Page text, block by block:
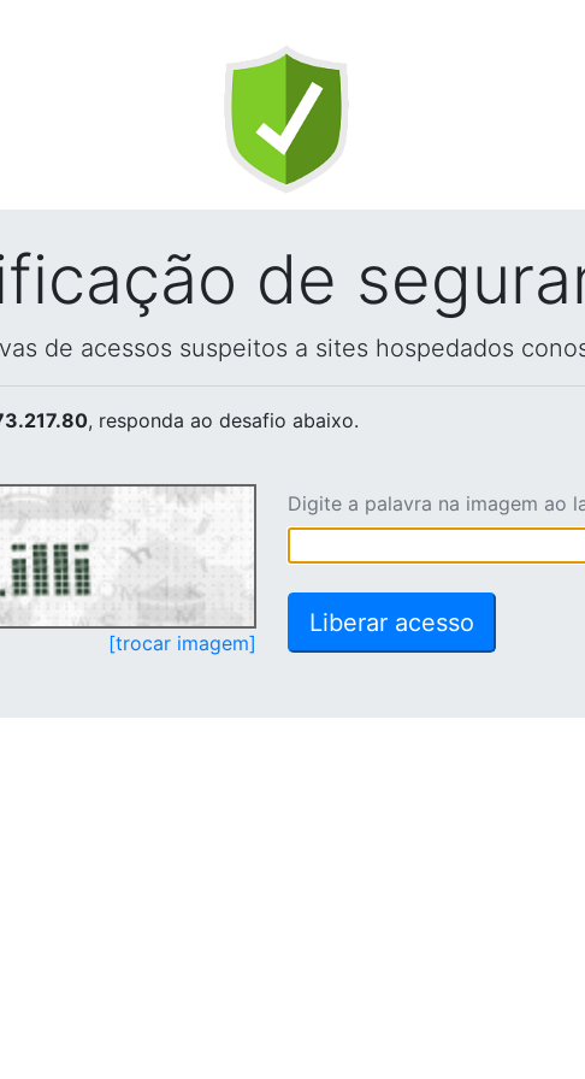
de
de acessos suspeitos a sites hospedados
, responda ao desafio abaixo.
[trocar imagem]
Digite a palavra na imagem ao